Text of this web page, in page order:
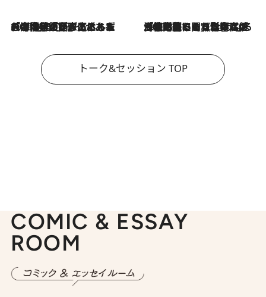
2026.8.3
「今後値上げがあるとすれば…」「リスクがあるのは今年の冬」エネルギー専門家が語る、ホルムズ海峡封鎖が家庭にもたらす“ある心配” 2026.8.3
「住宅建てられない…」「サーチャージ料の高値が続いている」ホルムズ海峡封鎖による影響はいつまで続く？《エネルギー専門家に聞く“どうなる日本の暮らし”》
トーク&セッション TOP
COMIC & ESSAY
ROOM